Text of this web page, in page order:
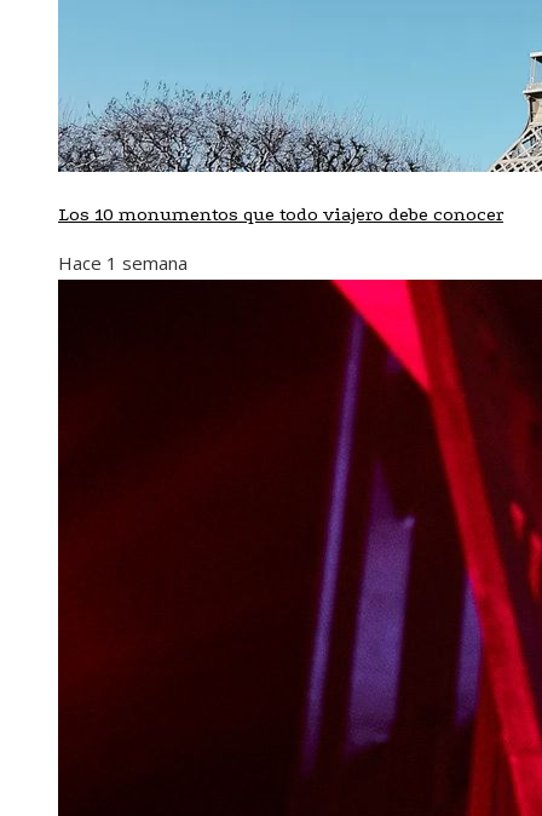
Los 10 monumentos que todo viajero debe conocer
Hace 1 semana